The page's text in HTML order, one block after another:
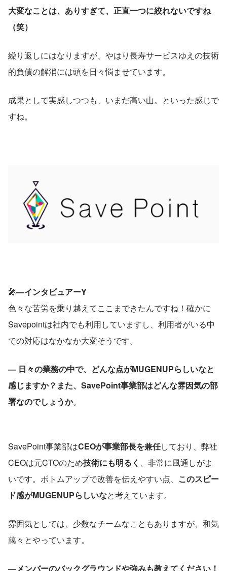
大変なことは、ありすぎて、正直一つに絞れないですね
（笑）
繰り返しにはなりますが、やはり長寿サービスゆえの技術
的負債の解消には頭を日々悩ませています。
成果として実感しつつも、いまだ高い山。といった感じで
すね。
🎤―インタビュアーY
色々な苦労を乗り越えてここまできたんですね！確かに
Savepointは社内でも利用していますし、利用者がいる中
での対応はなかなか大変そうです。
― 日々の業務の中で、どんな点がMUGENUPらしいなと
感じますか？また、SavePoint事業部はどんな雰因気の部
署なのでしょうか。
SavePoint事業部はCEOが事業部長を兼任しており、弊社
CEOは元CTOのため技術にも明るく 、非常に風通しがよ
いです。ボトムアップで改善を伝えやすい点、 このスピー
ド感がMUGENUPらしいなと考えています。
雰囲気としては、少数なチームなこともありますが、和気
藹々とやっています。
―メンバーのバックグラウンドや強みも教えてください！